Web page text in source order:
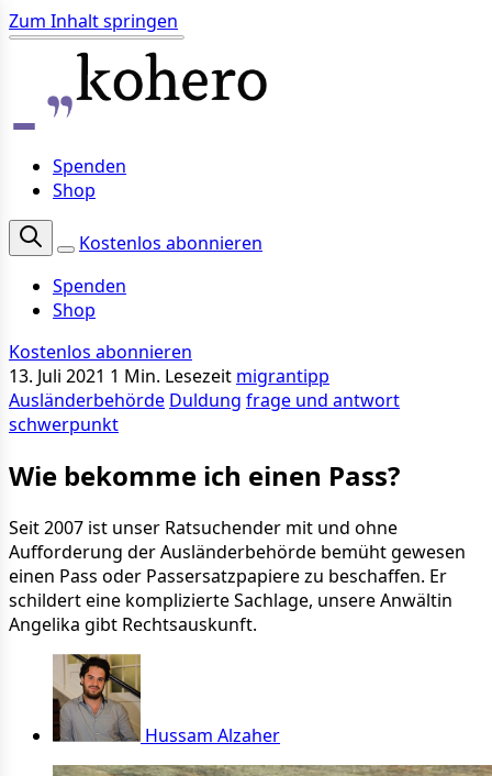
Zum Inhalt springen
Spenden
Shop
Kostenlos abonnieren
Spenden
Shop
Kostenlos abonnieren
13. Juli 2021 1 Min. Lesezeit migrantipp
Ausländerbehörde Duldung frage und antwort
schwerpunkt
Wie bekomme ich einen Pass?
Seit 2007 ist unser Ratsuchender mit und ohne
Aufforderung der Ausländerbehörde bemüht gewesen
einen Pass oder Passersatzpapiere zu beschaffen. Er
schildert eine komplizierte Sachlage, unsere Anwältin
Angelika gibt Rechtsauskunft.
Hussam Alzaher